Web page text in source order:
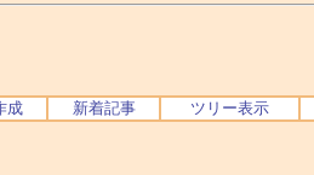
成 新着記事 ツリー表示